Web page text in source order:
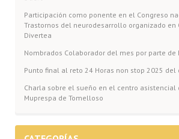
Participación como ponente en el Congreso
Trastornos del neurodesarrollo organizado en
Divertea
Nombrados Colaborador del mes por parte de
Punto final al reto 24 Horas non stop 2025 del
Charla sobre el sueño en el centro asistencial
Muprespa de Tomelloso